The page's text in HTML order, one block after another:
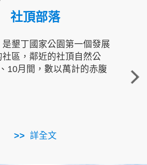
社頂部落
墾丁國家公園第一個發展
社區，鄰近的社頂自然公
10月間，數以萬計的赤腹
詳全文
重
走進